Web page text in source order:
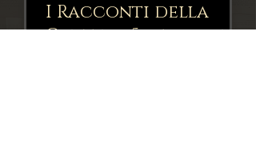
I Racconti della
Cantina 5: le origini